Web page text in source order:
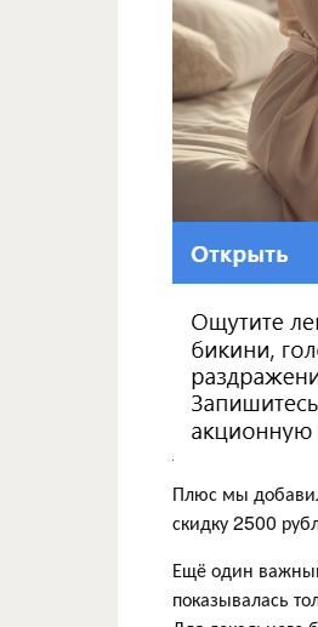
Плюс мы
скидку 2500
Ещё один
показывалась